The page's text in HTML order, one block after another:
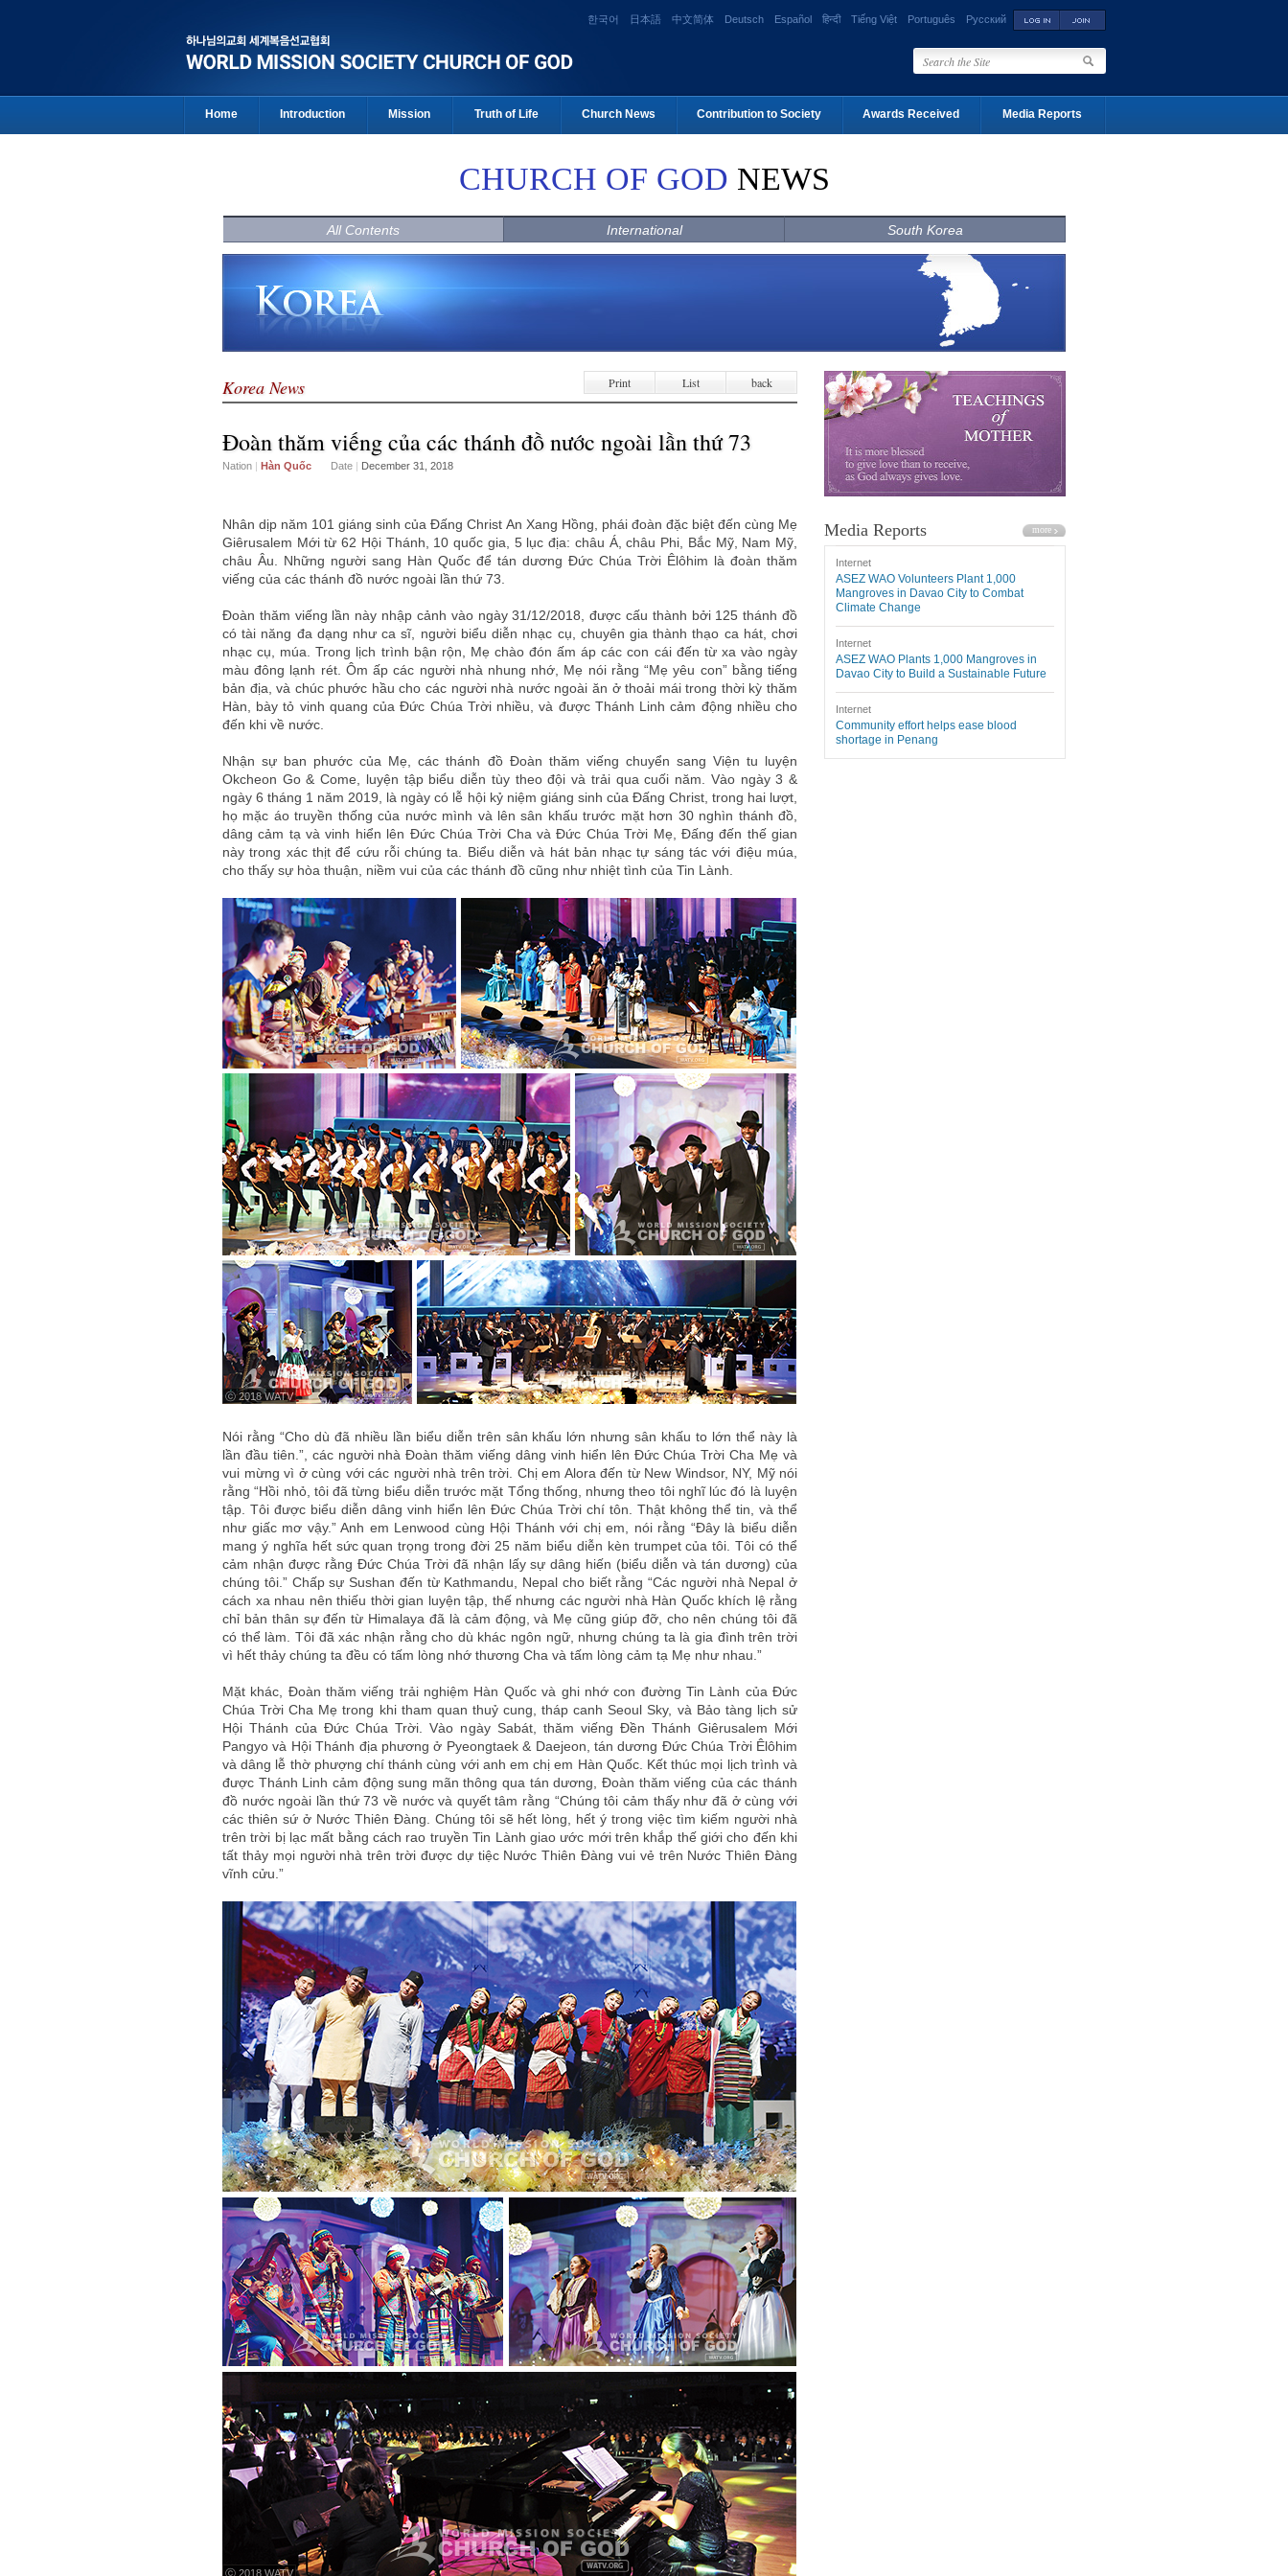
한국어 日本語 中文简体 Deutsch Español हिन्दी Tiếng Việt Português Русский
Home Introduction Mission Truth of Life Church News Contribution to Society Awards Received Media Reports
CHURCH OF GOD NEWS
All Contents International South Korea
Korea News Print List back
Đoàn thăm viếng của các thánh đồ nước ngoài lần thứ 73
Nation | Hàn Quốc Date | December 31, 2018
Nhân dịp năm 101 giáng sinh của Đấng Christ An Xang Hồng, phái đoàn đặc biệt đến cùng Mẹ
Giêrusalem Mới từ 62 Hội Thánh, 10 quốc gia, 5 lục địa: châu Á, châu Phi, Bắc Mỹ, Nam Mỹ,
châu Âu. Những người sang Hàn Quốc để tán dương Đức Chúa Trời Êlôhim là đoàn thăm
viếng của các thánh đồ nước ngoài lần thứ 73.
Đoàn thăm viếng lần này nhập cảnh vào ngày 31/12/2018, được cấu thành bởi 125 thánh đồ
có tài năng đa dạng như ca sĩ, người biểu diễn nhạc cụ, chuyên gia thành thạo ca hát, chơi
nhạc cụ, múa. Trong lịch trình bận rộn, Mẹ chào đón ấm áp các con cái đến từ xa vào ngày
màu đông lạnh rét. Ôm ấp các người nhà nhung nhớ, Mẹ nói rằng “Mẹ yêu con” bằng tiếng
bản địa, và chúc phước hầu cho các người nhà nước ngoài ăn ở thoải mái trong thời kỳ thăm
Hàn, bày tỏ vinh quang của Đức Chúa Trời nhiều, và được Thánh Linh cảm động nhiều cho
đến khi về nước.
Nhận sự ban phước của Mẹ, các thánh đồ Đoàn thăm viếng chuyển sang Viện tu luyện
Okcheon Go & Come, luyện tập biểu diễn tùy theo đội và trải qua cuối năm. Vào ngày 3 &
ngày 6 tháng 1 năm 2019, là ngày có lễ hội kỷ niệm giáng sinh của Đấng Christ, trong hai lượt,
họ mặc áo truyền thống của nước mình và lên sân khấu trước mặt hơn 30 nghìn thánh đồ,
dâng cảm tạ và vinh hiển lên Đức Chúa Trời Cha và Đức Chúa Trời Mẹ, Đấng đến thế gian
này trong xác thịt để cứu rỗi chúng ta. Biểu diễn và hát bản nhạc tự sáng tác với điệu múa,
cho thấy sự hòa thuận, niềm vui của các thánh đồ cũng như nhiệt tình của Tin Lành.
ⓒ 2018 WATV
Nói rằng “Cho dù đã nhiều lần biểu diễn trên sân khấu lớn nhưng sân khấu to lớn thể này là
lần đầu tiên.”, các người nhà Đoàn thăm viếng dâng vinh hiển lên Đức Chúa Trời Cha Mẹ và
vui mừng vì ở cùng với các người nhà trên trời. Chị em Alora đến từ New Windsor, NY, Mỹ nói
rằng “Hồi nhỏ, tôi đã từng biểu diễn trước mặt Tổng thống, nhưng theo tôi nghĩ lúc đó là luyện
tập. Tôi được biểu diễn dâng vinh hiển lên Đức Chúa Trời chí tôn. Thật không thể tin, và thể
như giấc mơ vậy.” Anh em Lenwood cùng Hội Thánh với chị em, nói rằng “Đây là biểu diễn
mang ý nghĩa hết sức quan trọng trong đời 25 năm biểu diễn kèn trumpet của tôi. Tôi có thể
cảm nhận được rằng Đức Chúa Trời đã nhận lấy sự dâng hiến (biểu diễn và tán dương) của
chúng tôi.” Chấp sự Sushan đến từ Kathmandu, Nepal cho biết rằng “Các người nhà Nepal ở
cách xa nhau nên thiếu thời gian luyện tập, thế nhưng các người nhà Hàn Quốc khích lệ rằng
chỉ bản thân sự đến từ Himalaya đã là cảm động, và Mẹ cũng giúp đỡ, cho nên chúng tôi đã
có thể làm. Tôi đã xác nhận rằng cho dù khác ngôn ngữ, nhưng chúng ta là gia đình trên trời
vì hết thảy chúng ta đều có tấm lòng nhớ thương Cha và tấm lòng cảm tạ Mẹ như nhau.”
Mặt khác, Đoàn thăm viếng trải nghiệm Hàn Quốc và ghi nhớ con đường Tin Lành của Đức
Chúa Trời Cha Mẹ trong khi tham quan thuỷ cung, tháp canh Seoul Sky, và Bảo tàng lịch sử
Hội Thánh của Đức Chúa Trời. Vào ngày Sabát, thăm viếng Đền Thánh Giêrusalem Mới
Pangyo và Hội Thánh địa phương ở Pyeongtaek & Daejeon, tán dương Đức Chúa Trời Êlôhim
và dâng lễ thờ phượng chí thánh cùng với anh em chị em Hàn Quốc. Kết thúc mọi lịch trình và
được Thánh Linh cảm động sung mãn thông qua tán dương, Đoàn thăm viếng của các thánh
đồ nước ngoài lần thứ 73 về nước và quyết tâm rằng “Chúng tôi cảm thấy như đã ở cùng với
các thiên sứ ở Nước Thiên Đàng. Chúng tôi sẽ hết lòng, hết ý trong việc tìm kiếm người nhà
trên trời bị lạc mất bằng cách rao truyền Tin Lành giao ước mới trên khắp thế giới cho đến khi
tất thảy mọi người nhà trên trời được dự tiệc Nước Thiên Đàng vui vẻ trên Nước Thiên Đàng
vĩnh cửu.”
ⓒ 2018 WATV
Media Reports
Internet
ASEZ WAO Volunteers Plant 1,000
Mangroves in Davao City to Combat
Climate Change
Internet
ASEZ WAO Plants 1,000 Mangroves in
Davao City to Build a Sustainable Future
Internet
Community effort helps ease blood
shortage in Penang